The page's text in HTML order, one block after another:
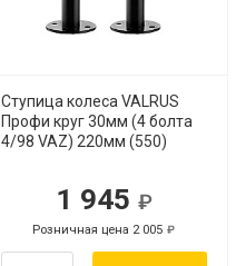
Ступица колеса VALRUS
Профи круг 30мм (4 болта
4/98 VAZ) 220мм (550)
1 945
Розничная цена 2 005
руб.
руб.